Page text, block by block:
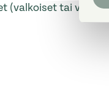
(valkoiset tai